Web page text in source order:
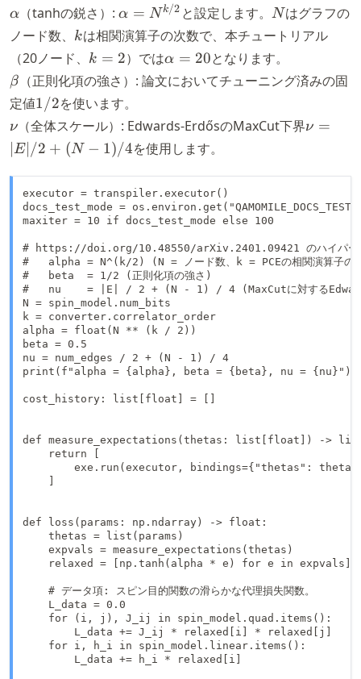
\alpha
α （tanhの鋭さ）:\alpha
=
N^{k/2}
α = Nk/2 と設定します。 N
Nはグラフの
ノード数、 k
kは相関演算子の次数で、本チュートリアル
（20ノード、 k
=
k = 2）では\alpha
= 20
α = 20となります。
\beta
β
（正則化項の強さ）: 論文においてチューニング済みの固
定値1/2
1/2を使います。
\nu
ν （全体スケール）: Edwards-ErdősのMaxCut下界\nu
+ (N
1)/4
ν =
E ∣/2 + (N − 1)/4を使用します。
executor = transpiler.executor()
docs_test_mode =
maxiter = 10 if docs_test_mode else 100
# https://doi.org/10.48550/arXiv.2401.09421 のハイパー
#   alpha = N^(k/2) (N = ノード数、k = PCEの相関演算子の
#   beta  = 1/2 (正則化項の強さ)
#   nu    = |E| / 2 + (N - 1) / 4 (MaxCutに対する
N = spin_model.num_bits
k = converter.correlator_order
alpha = float(N ** (k / 2))
beta = 0.5
nu = num_edges / 2 + (N - 1) / 4
print(f"alpha = {alpha}, beta = {beta}, nu = {nu}")
cost_history: list[float] = []
def measure_expectations(thetas: list[float]) ->
    return [
exe.run(executor, bindings={"thetas":
def loss(params: np.ndarray) -> float:
    thetas = list(params)
    expvals = measure_expectations(thetas)
    relaxed = [np.tanh(alpha * e) for e in expvals]
    # データ項: スピン目的関数の滑らかな代理損失関数。
    L_data = 0.0
    for (i, j), J_ij in spin_model.quad.items():
        L_data += J_ij * relaxed[i] * relaxed[j]
    for i, h_i in spin_model.linear.items():
        L_data += h_i * relaxed[i]